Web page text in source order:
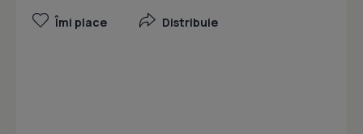
Îmi place Distribuie